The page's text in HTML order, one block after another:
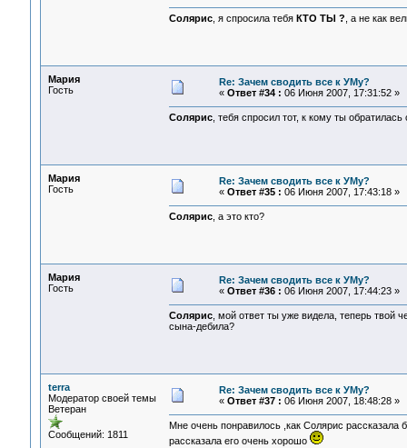
Солярис, я спросила тебя КТО ТЫ ? , а не как
Мария
Гость
Re: Зачем сводить все к УМу?
« Ответ #34 : 06 Июня 2007, 17:31:52 »
Солярис, тебя спросил тот, к кому ты
Мария
Гость
Re: Зачем сводить все к УМу?
« Ответ #35 : 06 Июня 2007, 17:43:18 »
Солярис, а это кто?
Мария
Гость
Re: Зачем сводить все к УМу?
« Ответ #36 : 06 Июня 2007, 17:44:23 »
Солярис, мой ответ ты уже видела, теперь твой
сына-дебила?
terra
Модератор своей темы
Ветеран
Сообщений: 1811
Re: Зачем сводить все к УМу?
« Ответ #37 : 06 Июня 2007, 18:48:28 »
Мне очень понравилось ,как Солярис
рассказала его очень хорошо